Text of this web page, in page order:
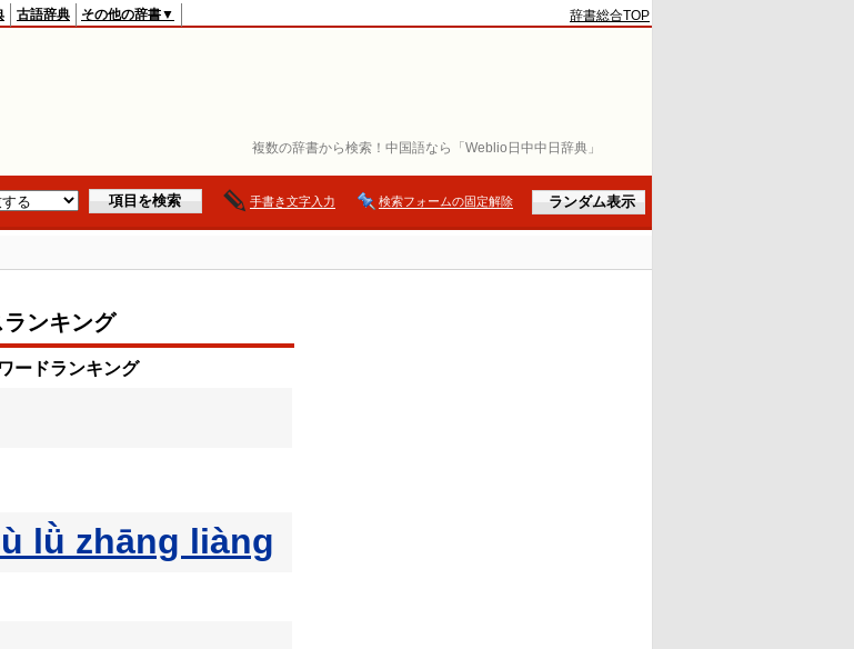
複数の辞書から検索！中国語なら「Weblio日中中日辞典」
古語辞典 その他の辞書▼ 辞書総合TOP
手書き文字入力 検索フォームの固定解除
ンキング
ードランキング
lǜ zhāng liàng